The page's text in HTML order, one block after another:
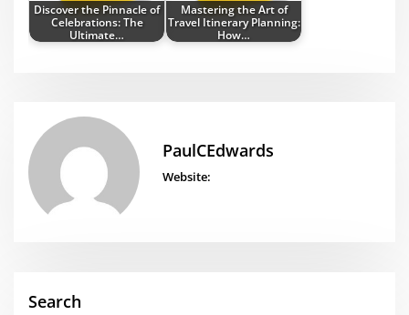
Discover the Pinnacle of
Celebrations: The
Ultimate…
Mastering the Art of
Travel Itinerary Planning:
How…
PaulCEdwards
Website:
Search